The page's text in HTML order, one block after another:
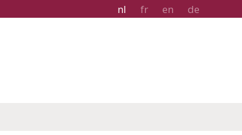
nl fr en de